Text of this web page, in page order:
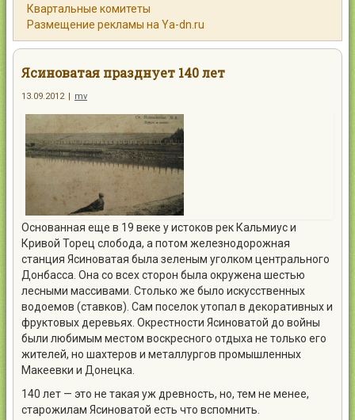
Помощь
Контакты
Квартальные комитеты
Размещение рекламы на Ya-dn.ru
Ясиноватая празднует 140 лет
13.09.2012 | mv
Основанная еще в 19 веке у истоков рек Кальмиус и
Кривой Торец слобода, а потом железнодорожная
станция Ясиноватая была зеленым уголком центрального
Донбасса. Она со всех сторон была окружена шестью
лесными массивами. Столько же было искусственных
водоемов (ставков). Сам поселок утопал в декоративных и
фруктовых деревьях. Окрестности Ясиноватой до войны
были любимым местом воскресного отдыха не только его
жителей, но шахтеров и металлургов промышленных
Макеевки и Донецка.
140 лет — это не такая уж древность, но, тем не менее,
старожилам Ясиноватой есть что вспомнить.